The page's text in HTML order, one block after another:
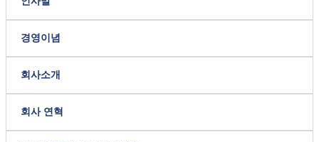
경영이념
회사소개
회사 연혁